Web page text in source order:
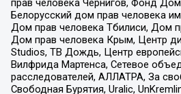
прав человека Чернигов, Фонд
Белорусский дом прав человека
Дом прав человека Тбилиси, Дом
Дом прав человека Крым, Центр
Studios, ТВ Дождь, Центр
Вилфрида Мартенса, Сетевое
расследователей, АЛЛАТРА, За
Свободная Бурятия, Uralic,